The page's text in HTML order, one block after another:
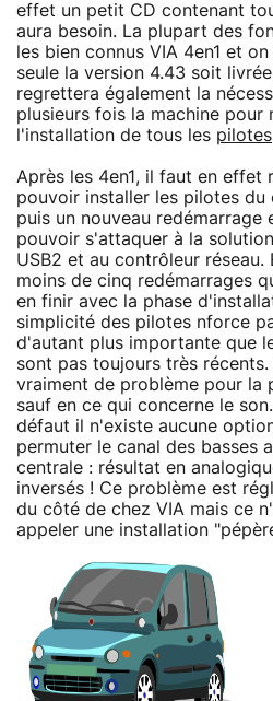
effet un petit CD contenant
aura besoin. La plupart des
les bien connus VIA 4en1 et
seule la version 4.43 soit
regrettera également la
plusieurs fois la machine pour
l'installation de tous les pilotes
Après les 4en1, il faut en effet
pouvoir installer les pilotes du
puis un nouveau redémarrage
pouvoir s'attaquer à la
USB2 et au contrôleur
moins de cinq redémarrages
en finir avec la phase
simplicité des pilotes nforce
d'autant plus importante que
sont pas toujours très
vraiment de problème pour la
sauf en ce qui concerne le
défaut il n'existe aucune
permuter le canal des basses
centrale : résultat en
inversés ! Ce problème est
du côté de chez VIA mais ce
appeler une installation